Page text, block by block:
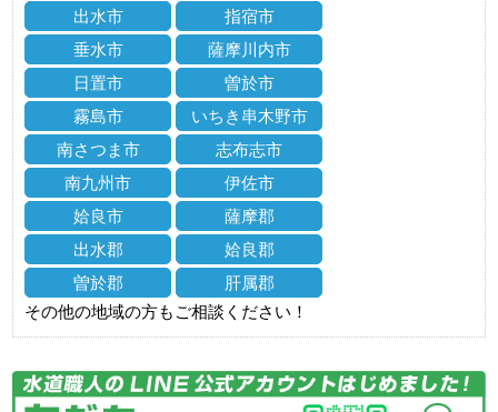
出水市
指宿市
垂水市
薩摩川内市
日置市
曽於市
霧島市
いちき串木野市
南さつま市
志布志市
南九州市
伊佐市
姶良市
薩摩郡
出水郡
姶良郡
曽於郡
肝属郡
その他の地域の方もご相談ください！